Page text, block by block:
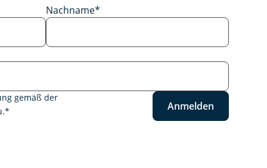
Nachname*
gemäß der
* Anmelden